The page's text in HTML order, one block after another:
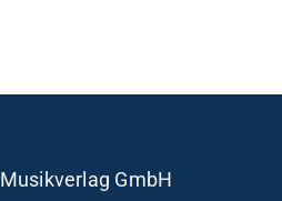
Musikverlag GmbH